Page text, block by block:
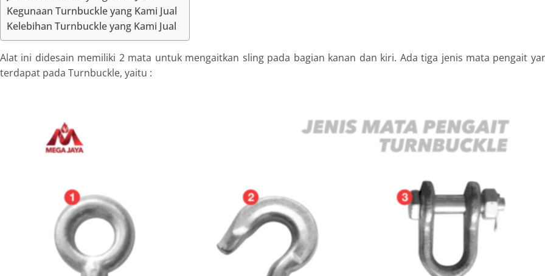
Kegunaan Turnbuckle yang Kami Jual
Kelebihan Turnbuckle yang Kami Jual
Alat ini didesain memiliki 2 mata untuk mengaitkan sling pada bagian kanan dan kiri. Ada tiga jenis mata pengait
terdapat pada Turnbuckle, yaitu :